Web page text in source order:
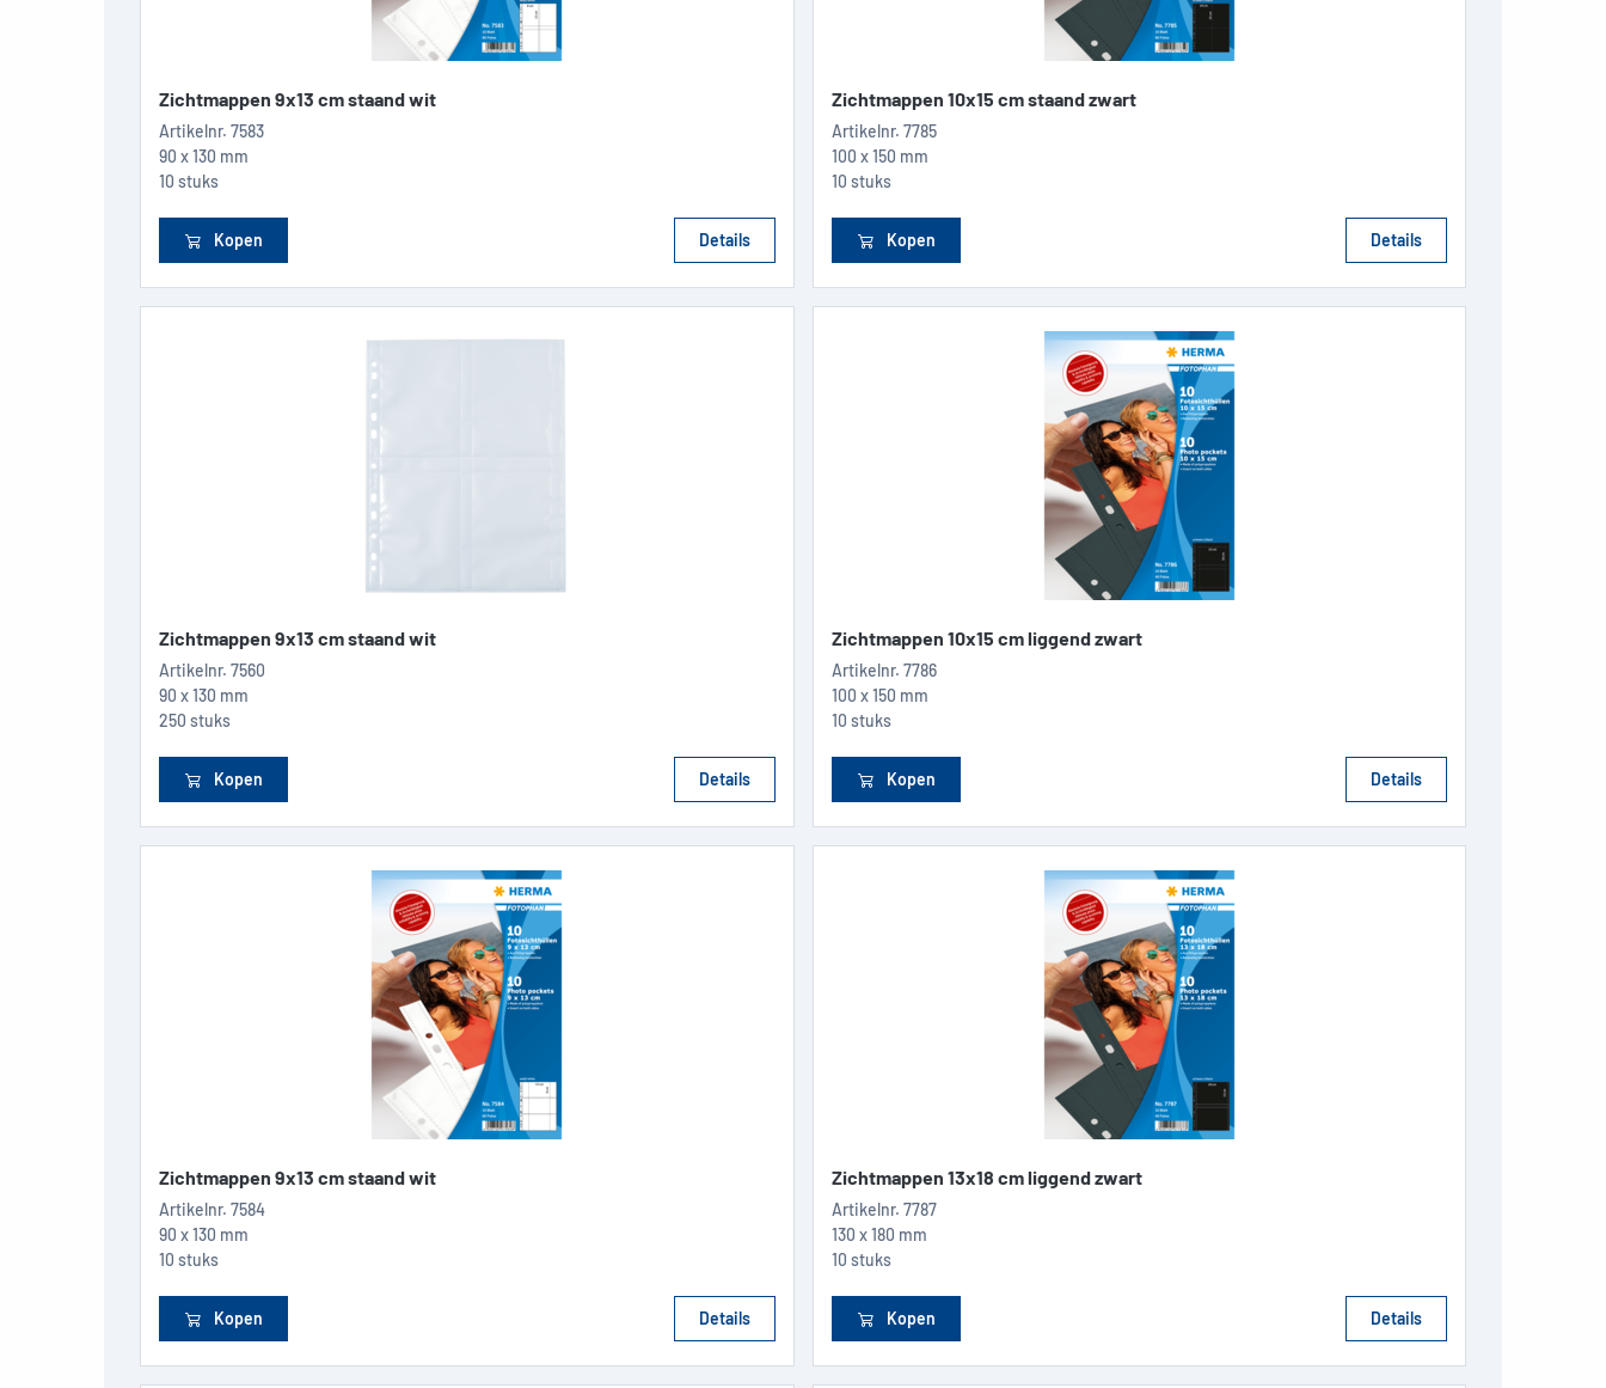
Zichtmappen 9x13 cm staand wit
Artikelnr. 7583
90 x 130 mm
10 stuks
Kopen Details
Zichtmappen 10x15 cm staand zwart
Artikelnr. 7785
100 x 150 mm
10 stuks
Kopen Details
Zichtmappen 9x13 cm staand wit
Artikelnr. 7560
90 x 130 mm
250 stuks
Kopen Details
Zichtmappen 10x15 cm liggend zwart
Artikelnr. 7786
100 x 150 mm
10 stuks
Kopen Details
Zichtmappen 9x13 cm staand wit
Artikelnr. 7584
90 x 130 mm
10 stuks
Kopen Details
Zichtmappen 13x18 cm liggend zwart
Artikelnr. 7787
130 x 180 mm
10 stuks
Kopen Details